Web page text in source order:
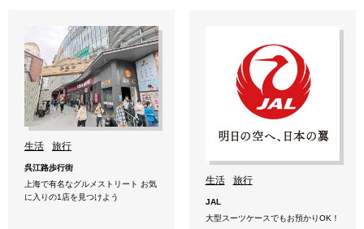
生活 旅行
呉江路歩行街
上海で有名なグルメストリート お気
に入りの1店を見つけよう
生活 旅行
JAL
大型スーツケースでもお預かりOK！